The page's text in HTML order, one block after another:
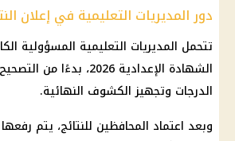
دور المديريات التعليمية في إعلان
تتحمل المديريات التعليمية المسؤولية
الشهادة الإعدادية 2026،
الدرجات وتجهيز الكشوف النهائية.
وبعد اعتماد المحافظين للنتائج، يتم